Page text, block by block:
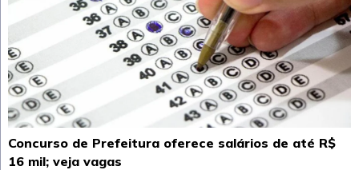
Concurso de Prefeitura oferece salários de até R$
16 mil; veja vagas